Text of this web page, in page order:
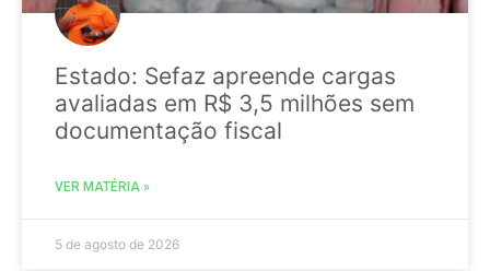
Estado: Sefaz apreende cargas
avaliadas em R$ 3,5 milhões sem
documentação fiscal
VER MATÉRIA »
5 de agosto de 2026